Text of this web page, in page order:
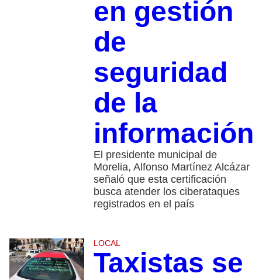
en gestión
de
seguridad
de la
información
El presidente municipal de
Morelia, Alfonso Martínez Alcázar
señaló que esta certificación
busca atender los ciberataques
registrados en el país
LOCAL
Taxistas se